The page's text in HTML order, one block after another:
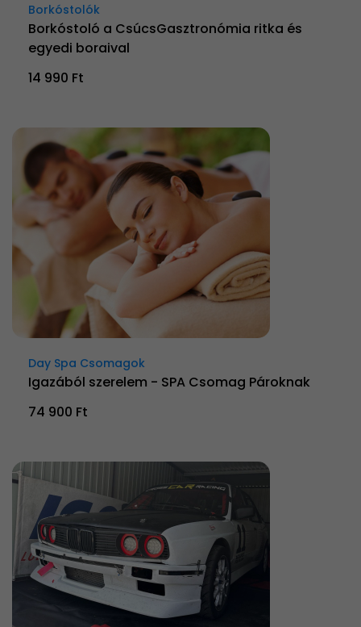
Borkóstolók
Borkóstoló a CsúcsGasztronómia ritka és
egyedi boraival
14 990 Ft
Day Spa Csomagok
Igazából szerelem - SPA Csomag Pároknak
74 900 Ft